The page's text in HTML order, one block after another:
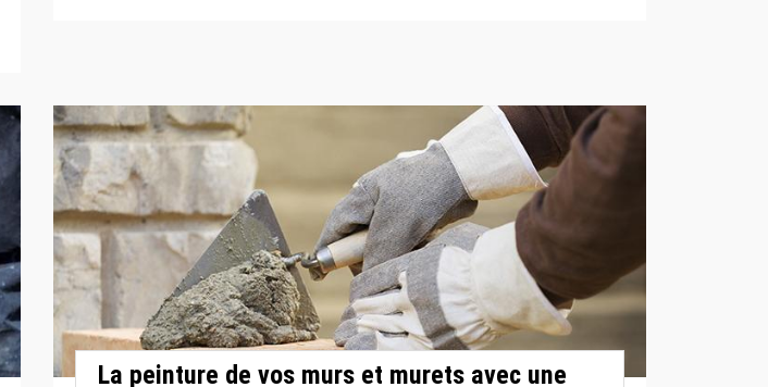
La peinture de vos murs et murets avec une